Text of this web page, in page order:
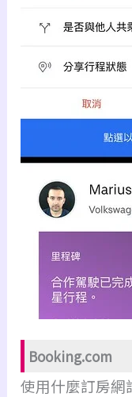
Booking.com
使用什麼訂房網